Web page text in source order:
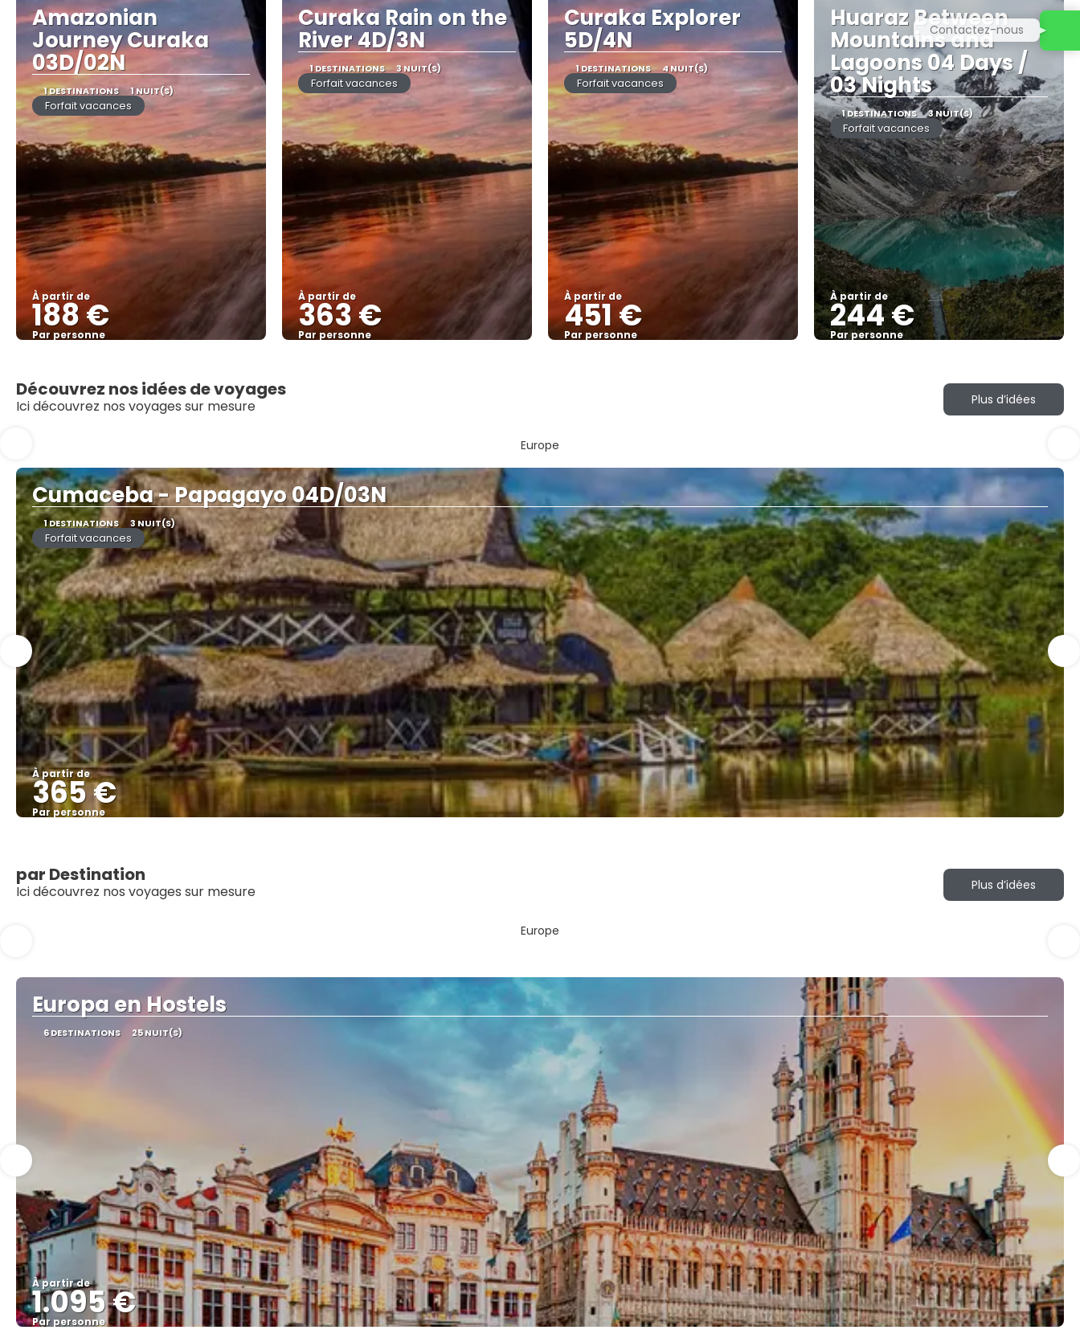
Amazonian
Journey Curaka
03D/02N
1 DESTINATIONS 1 NUIT(S)
Forfait vacances
À partir de
188 €
Par personne
Curaka Rain on the
River 4D/3N
1 DESTINATIONS 3 NUIT(S)
Forfait vacances
À partir de
363 €
Par personne
Curaka Explorer
5D/4N
1 DESTINATIONS 4 NUIT(S)
Forfait vacances
À partir de
451 €
Par personne
Huaraz Between
Mountains and
Lagoons 04 Days /
03 Nights
1 DESTINATIONS 3 NUIT(S)
Forfait vacances
À partir de
244 €
Par personne
Découvrez nos idées de voyages
Ici découvrez nos voyages sur mesure Plus d’idées
Europe
Cumaceba - Papagayo 04D/03N
1 DESTINATIONS 3 NUIT(S)
Forfait vacances
À partir de
365 €
Par personne
par Destination
Ici découvrez nos voyages sur mesure Plus d’idées
Europe
Europa en Hostels
6 DESTINATIONS 25 NUIT(S)
À partir de
1.095 €
Par personne
Contactez-nous